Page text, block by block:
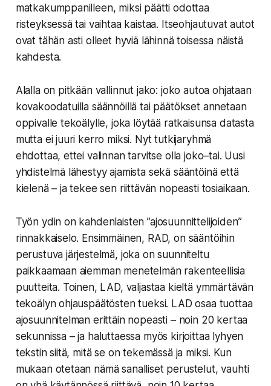
matkakumppanilleen, miksi päätti odottaa
risteyksessä tai vaihtaa kaistaa. Itseohjautuvat autot
ovat tähän asti olleet hyviä lähinnä toisessa näistä
kahdesta.
Alalla on pitkään vallinnut jako: joko autoa ohjataan
kovakoodatuilla säännöillä tai päätökset annetaan
oppivalle tekoälylle, joka löytää ratkaisunsa datasta
mutta ei juuri kerro miksi. Nyt tutkijaryhmä
ehdottaa, ettei valinnan tarvitse olla joko–tai. Uusi
yhdistelmä lähestyy ajamista sekä sääntöinä että
kielenä – ja tekee sen riittävän nopeasti tosiaikaan.
Työn ydin on kahdenlaisten ”ajosuunnittelijoiden”
rinnakkaiselo. Ensimmäinen, RAD, on sääntöihin
perustuva järjestelmä, joka on suunniteltu
paikkaamaan aiemman menetelmän rakenteellisia
puutteita. Toinen, LAD, valjastaa kieltä ymmärtävän
tekoälyn ohjauspäätösten tueksi. LAD osaa tuottaa
ajosuunnitelman erittäin nopeasti – noin 20 kertaa
sekunnissa – ja haluttaessa myös kirjoittaa lyhyen
tekstin siitä, mitä se on tekemässä ja miksi. Kun
mukaan otetaan nämä sanalliset perustelut, vauhti